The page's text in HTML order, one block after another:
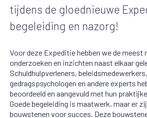
tijdens de gloednieuwe
begeleiding en nazorg!
Voor deze Expeditie hebben we de meest
onderzoeken en inzichten naast elkaar
Schuldhulpverleners, beleidsmedewerkers,
gedragspsychologen en andere experts
beoordeeld en aangevuld met hun
Goede begeleiding is maatwerk, maar er
bouwstenen voor succes. Deze